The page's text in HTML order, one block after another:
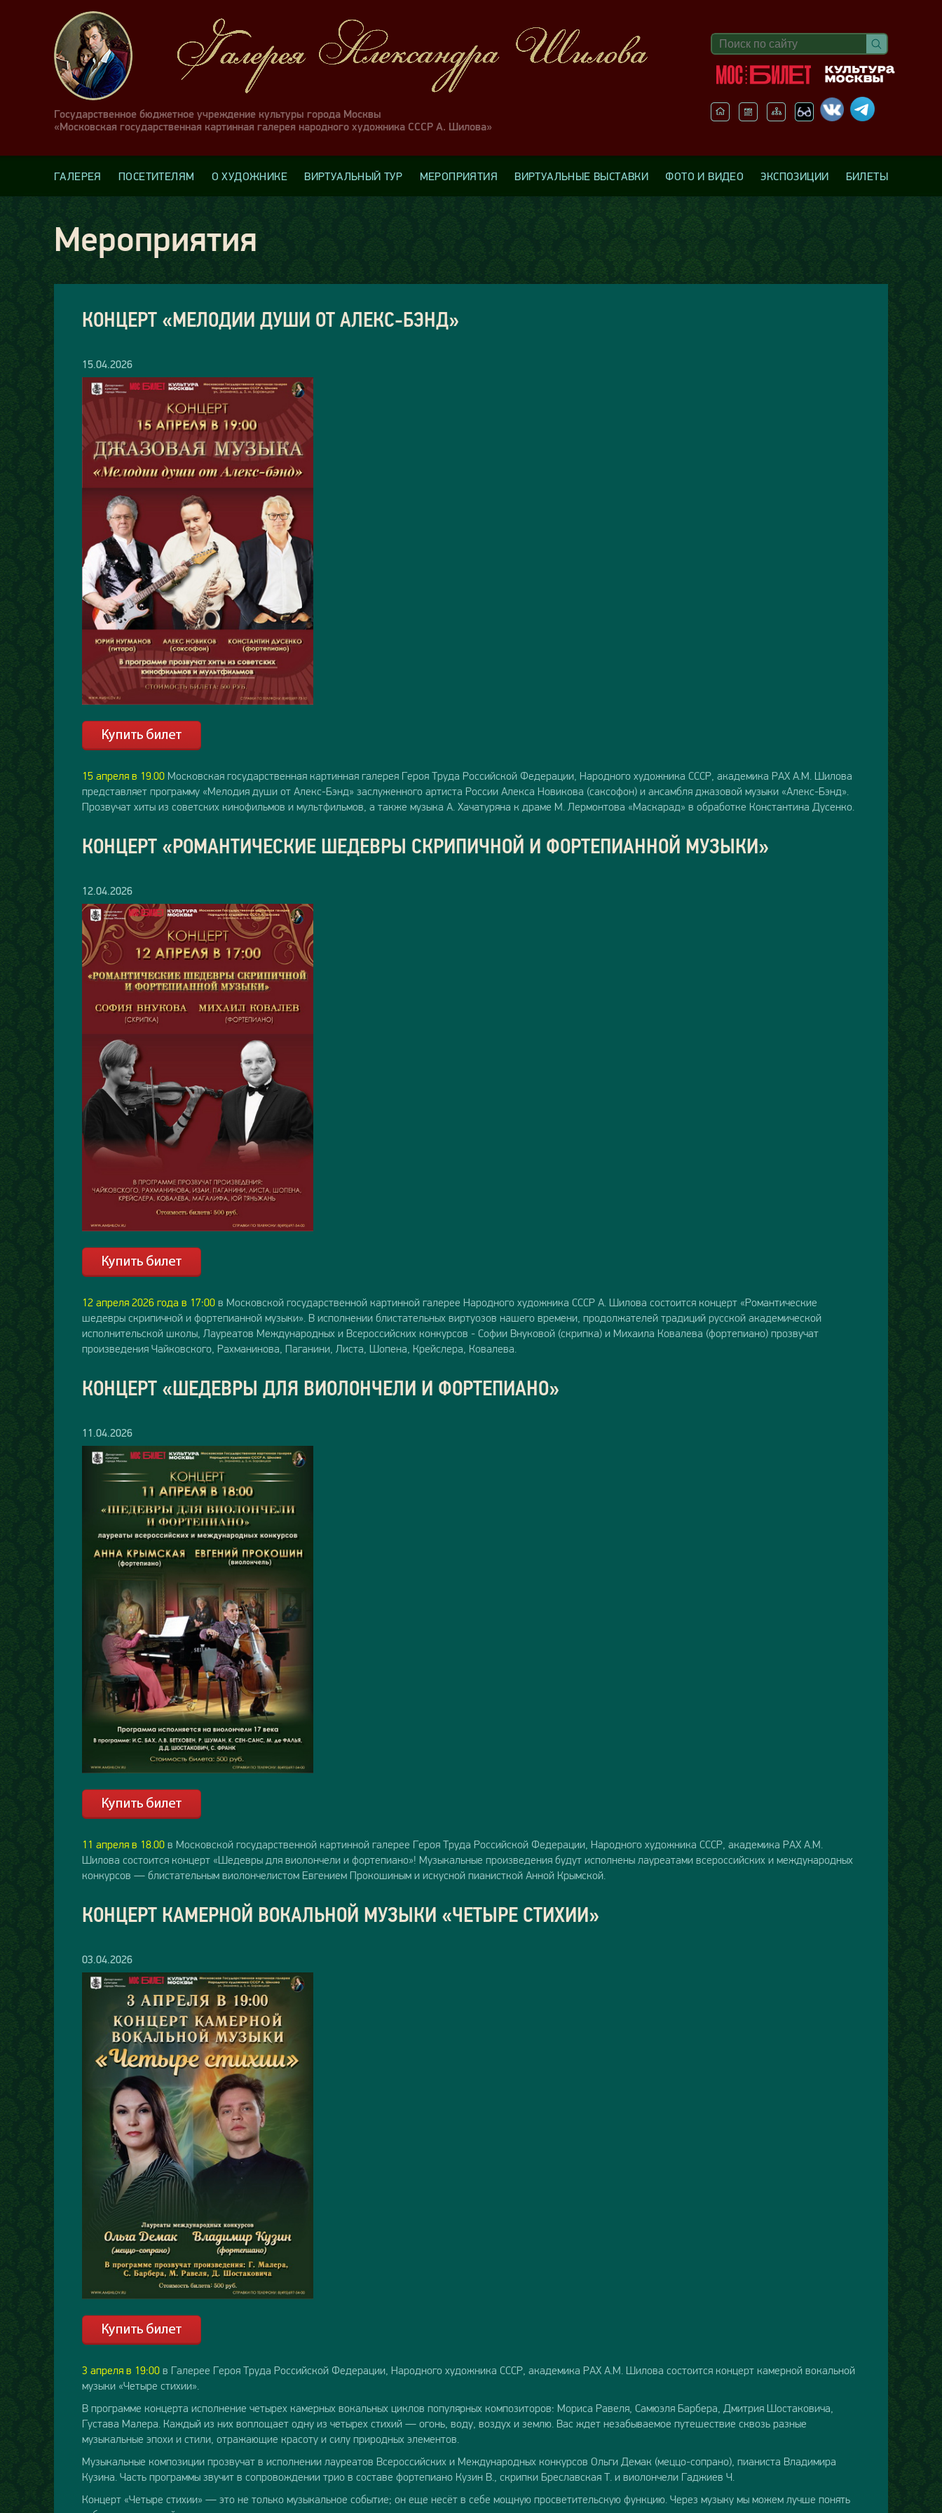
Государственное бюджетное учреждение культуры города Москвы
«Московская государственная картинная галерея народного художника СССР А. Шилова»
ГАЛЕРЕЯ ПОСЕТИТЕЛЯМ О ХУДОЖНИКЕ ВИРТУАЛЬНЫЙ ТУР МЕРОПРИЯТИЯ ВИРТУАЛЬНЫЕ ВЫСТАВКИ ФОТО И ВИДЕО ЭКСПОЗИЦИИ БИЛЕТЫ
Мероприятия
КОНЦЕРТ «МЕЛОДИИ ДУШИ ОТ АЛЕКС-БЭНД»
15.04.2026
15 апреля в 19.00 Московская государственная картинная галерея Героя Труда Российской Федерации, Народного художника СССР, академика РАХ А.М. Шилова
представляет программу «Мелодия души от Алекс-Бэнд» заслуженного артиста России Алекса Новикова (саксофон) и ансамбля джазовой музыки «Алекс-Бэнд».
Прозвучат хиты из советских кинофильмов и мультфильмов, а также музыка А. Хачатуряна к драме М. Лермонтова «Маскарад» в обработке Константина Дусенко.
КОНЦЕРТ «РОМАНТИЧЕСКИЕ ШЕДЕВРЫ СКРИПИЧНОЙ И ФОРТЕПИАННОЙ МУЗЫКИ»
12.04.2026
12 апреля 2026 года в 17:00 в Московской государственной картинной галерее Народного художника СССР А. Шилова состоится концерт «Романтические
шедевры скрипичной и фортепианной музыки». В исполнении блистательных виртуозов нашего времени, продолжателей традиций русской академической
исполнительской школы, Лауреатов Международных и Всероссийских конкурсов - Софии Внуковой (скрипка) и Михаила Ковалева (фортепиано) прозвучат
произведения Чайковского, Рахманинова, Паганини, Листа, Шопена, Крейслера, Ковалева.
КОНЦЕРТ «ШЕДЕВРЫ ДЛЯ ВИОЛОНЧЕЛИ И ФОРТЕПИАНО»
11.04.2026
11 апреля в 18.00 в Московской государственной картинной галерее Героя Труда Российской Федерации, Народного художника СССР, академика РАХ А.М.
Шилова состоится концерт «Шедевры для виолончели и фортепиано»! Музыкальные произведения будут исполнены лауреатами всероссийских и международных
конкурсов — блистательным виолончелистом Евгением Прокошиным и искусной пианисткой Анной Крымской.
КОНЦЕРТ КАМЕРНОЙ ВОКАЛЬНОЙ МУЗЫКИ «ЧЕТЫРЕ СТИХИИ»
03.04.2026
3 апреля в 19:00 в Галерее Героя Труда Российской Федерации, Народного художника СССР, академика РАХ А.М. Шилова состоится концерт камерной вокальной
музыки «Четыре стихии».
В программе концерта исполнение четырех камерных вокальных циклов популярных композиторов: Мориса Равеля, Самюэля Барбера, Дмитрия Шостаковича,
Густава Малера. Каждый из них воплощает одну из четырех стихий — огонь, воду, воздух и землю. Вас ждет незабываемое путешествие сквозь разные
музыкальные эпохи и стили, отражающие красоту и силу природных элементов.
Музыкальные композиции прозвучат в исполнении лауреатов Всероссийских и Международных конкурсов Ольги Демак (меццо-сопрано), пианиста Владимира
Кузина. Часть программы звучит в сопровождении трио в составе фортепиано Кузин В., скрипки Бреславская Т. и виолончели Гаджиев Ч.
Концерт «Четыре стихии» — это не только музыкальное событие; он еще несёт в себе мощную просветительскую функцию. Через музыку мы можем лучше понять